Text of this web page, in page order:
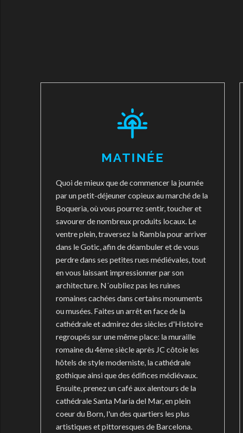
MATINÉE
Quoi de mieux que de commencer la journée
par un petit-déjeuner copieux au marché de la
Boqueria, où vous pourrez sentir, toucher et
savourer de nombreux produits locaux. Le
ventre plein, traversez la Rambla pour arriver
dans le Gotic, afin de déambuler et de vous
perdre dans ses petites rues médiévales, tout
en vous laissant impressionner par son
architecture. N´oubliez pas les ruines
romaines cachées dans certains monuments
ou musées. Faites un arrêt en face de la
cathédrale et admirez des siècles d'Histoire
regroupés sur une même place: la muraille
romaine du 4ème siècle après JC côtoie les
hôtels de style moderniste, la cathédrale
gothique ainsi que des édifices médiévaux.
Ensuite, prenez un café aux alentours de la
cathédrale Santa Maria del Mar, en plein
coeur du Born, l'un des quartiers les plus
artistiques et pittoresques de Barcelona.